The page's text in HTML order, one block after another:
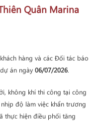
Quân Marina
hàng và các Đối tác báo
án ngày 06/07/2026.
không khí thi công tại công
độ làm việc khẩn trương
thực hiện điều phối tăng